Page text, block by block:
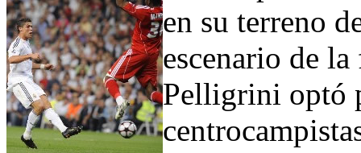
en su terreno
escenario de
Pelligrini optó